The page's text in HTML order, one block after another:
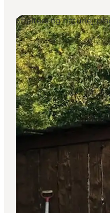
Shelters og